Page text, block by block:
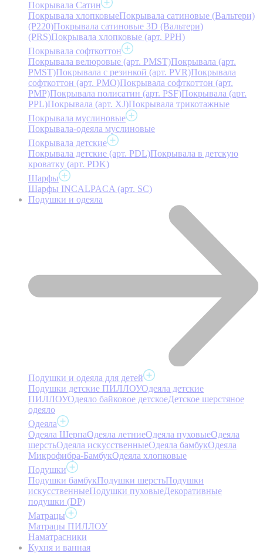
Покрывала Сатин
Покрывала хлопковыеПокрывала сатиновые (Вальтери)
(P220)Покрывала сатиновые 3D (Вальтери)
(PRS)Покрывала хлопковые (арт. PPH)
Покрывала софткоттон
Покрывала велюровые (арт. PMST)Покрывала (арт.
PMST)Покрывала с резинкой (арт. PVR)Покрывала
софткоттон (арт. PMO)Покрывала софткоттон (арт.
PMP)Покрывала полисатин (арт. PSF)Покрывала (арт.
PPL)Покрывала (арт. XJ)Покрывала трикотажные
Покрывала муслиновые
Покрывала-одеяла муслиновые
Покрывала детские
Покрывала детские (арт. PDL)Покрывала в детскую
кроватку (арт. PDK)
Шарфы
Шарфы INCALPACA (арт. SC)
Подушки и одеяла
Подушки и одеяла для детей
Подушки детские ПИЛЛОУОдеяла детские
ПИЛЛОУОдеяло байковое детскоеДетское шерстяное
одеяло
Одеяла
Одеяла ШерпаОдеяла летниеОдеяла пуховыеОдеяла
шерстьОдеяла искусственныеОдеяла бамбукОдеяла
Микрофибра-БамбукОдеяла хлопковые
Подушки
Подушки бамбукПодушки шерстьПодушки
искусственныеПодушки пуховыеДекоративные
подушки (DP)
Матрацы
Матрацы ПИЛЛОУ
Наматрасники
Кухня и ванная